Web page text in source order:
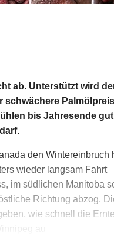
ab. Unterstützt wird
schwächere
bis Jahresende
den Wintereinbruch
wieder langsam Fahrt
im südlichen Manitoba
Richtung abzog.
wie schnell die Ernte
au